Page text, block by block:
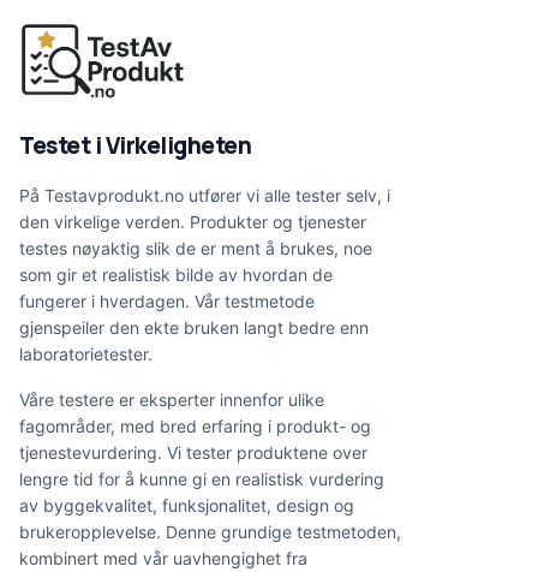
Testet i Virkeligheten
På Testavprodukt.no utfører vi alle tester selv, i
den virkelige verden. Produkter og tjenester
testes nøyaktig slik de er ment å brukes, noe
som gir et realistisk bilde av hvordan de
fungerer i hverdagen. Vår testmetode
gjenspeiler den ekte bruken langt bedre enn
laboratorietester.
Våre testere er eksperter innenfor ulike
fagområder, med bred erfaring i produkt- og
tjenestevurdering. Vi tester produktene over
lengre tid for å kunne gi en realistisk vurdering
av byggekvalitet, funksjonalitet, design og
brukeropplevelse. Denne grundige testmetoden,
kombinert med vår uavhengighet fra